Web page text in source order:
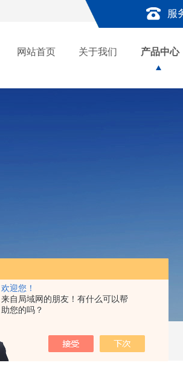
欢迎您！
来自局域网的朋友！有什么可以帮
助您的吗？
服
网站首页 关于我们 产品中心
扫描仪 X射线源 微焦CT无损检测仪器